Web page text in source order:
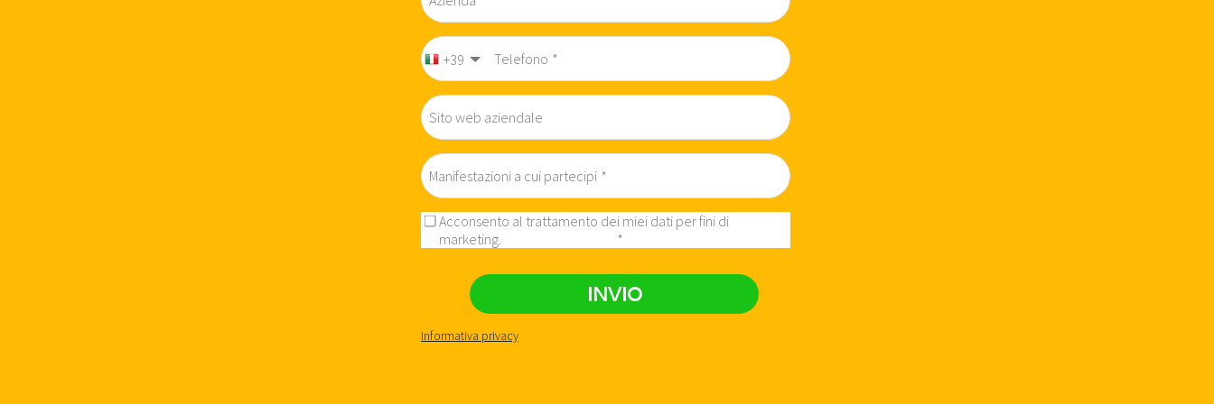
INVIO
+39 Telefono
Sito web aziendale
Manifestazioni a cui partecipi
Acconsento al trattamento dei miei dati per fini di
marketing.
Informativa privacy